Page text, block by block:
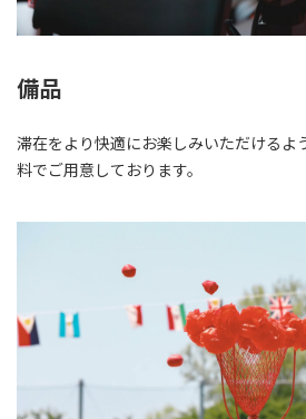
備品
滞在をより快適にお楽しみいただけるよ
料でご用意しております。